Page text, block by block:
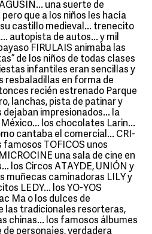
una suerte de
que a los niños les hacía
castillo medieval... trenecito
autopista de autos... y mil
FIRULAIS animaba las
de los niños de todas clases
infantiles eran sencillas y
resbaladillas en forma de
recién estrenado Parque
lanchas, pista de patinar y
impresionados... la
los chocolates Larin...
cantaba el comercial... CRI-
TOFICOS unos
una sala de cine en
los Circos ATAYDE, UNIÓN y
muñecas caminadoras LILY y
LEDY... los YO-YOS
Ma o los dulces de
las tradicionales resorteras,
chinas... los famosos álbumes
personajes, verdadera